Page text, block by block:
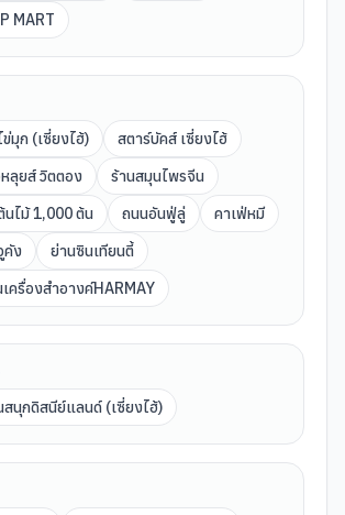
MART
มุก (เซี่ยงไฮ้)
สตาร์บัคส์ เซี่ยงไฮ้
หลุยส์ วิตตอง
ร้านสมุนไพรจีน
นไม้ 1,000 ต้น
ถนนอันฟู่ลู่
คาเฟ่หมี
คัง
ย่านซินเทียนตี้
ครื่องสำอางค์HARMAY
สนุกดิสนีย์แลนด์ (เซี่ยงไฮ้)